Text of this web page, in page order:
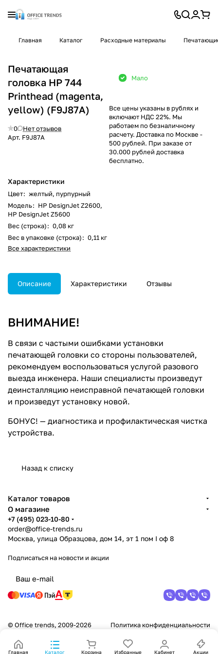
Главная Каталог Расходные материалы
Печатающая
головка HP 744
Printhead (magenta,
yellow) (F9J87A)
0
Нет отзывов
Арт. F9J87A
Характеристики
Цвет: желтый, пурпурный
Модель: HP DesignJet Z2600,
HP DesignJet Z5600
Вес (строка): 0,08 кг
Вес в упаковке (строка): 0,11 кг
Все характеристики
Мало
Все цены указаны в рублях и
включают НДС 22%. Мы
работаем по безналичному
расчету. Доставка по Москве -
500 рублей. При заказе от
30.000 рублей доставка
бесплатно.
Описание Характеристики Отзывы
ВНИМАНИЕ!
В связи с частыми ошибками установки
печатающей головки со стороны пользователей,
рекомендуем воспользоваться услугой разового
выезда инженера. Наши специалисты произведут
деинсталляцию неисправной печатающей головки
и произведут установку новой.
БОНУС! — диагностика и профилактическая чистка
устройства.
Назад к списку
Главная Каталог Корзина Избранные Кабинет Акции
Каталог товаров
О магазине
+7 (495) 023-10-80
order@office-trends.ru
Москва, улица Образцова, дом 14, эт 1 пом I оф 8
Подписаться на новости и акции
© Office trends, 2009-2026 Политика конфиденциальности